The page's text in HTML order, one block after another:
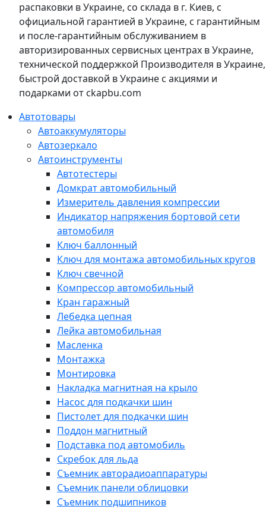
распаковки в Украине, со склада в г. Киев, с
официальной гарантией в Украине, с гарантийным
и после-гарантийным обслуживанием в
авторизированных сервисных центрах в Украине,
технической поддержкой Производителя в Украине,
быстрой доставкой в Украине с акциями и
подарками от ckapbu.com
Автотовары
Автоаккумуляторы
Автозеркало
Автоинструменты
Автотестеры
Домкрат автомобильный
Измеритель давления компрессии
Индикатор напряжения бортовой сети
автомобиля
Ключ баллонный
Ключ для монтажа автомобильных кругов
Ключ свечной
Компрессор автомобильный
Кран гаражный
Лебедка цепная
Лейка автомобильная
Масленка
Монтажка
Монтировка
Накладка магнитная на крыло
Насос для подкачки шин
Пистолет для подкачки шин
Поддон магнитный
Подставка под автомобиль
Скребок для льда
Съемник авторадиоаппаратуры
Съемник панели облицовки
Съемник подшипников